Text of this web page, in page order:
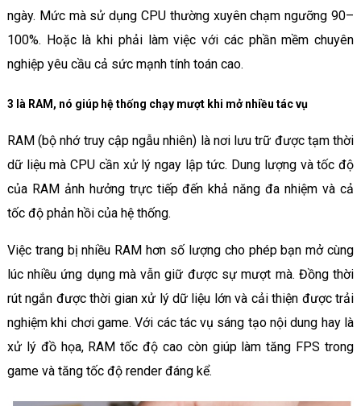
ngày. Mức mà sử dụng CPU thường xuyên chạm ngưỡng 90–
100%. Hoặc là khi phải làm việc với các phần mềm chuyên
nghiệp yêu cầu cả sức mạnh tính toán cao.
3 là RAM, nó giúp hệ thống chạy mượt khi mở nhiều tác vụ
RAM (bộ nhớ truy cập ngẫu nhiên) là nơi lưu trữ được tạm thời
dữ liệu mà CPU cần xử lý ngay lập tức. Dung lượng và tốc độ
của RAM ảnh hưởng trực tiếp đến khả năng đa nhiệm và cả
tốc độ phản hồi của hệ thống.
Việc trang bị nhiều RAM hơn số lượng cho phép bạn mở cùng
lúc nhiều ứng dụng mà vẫn giữ được sự mượt mà. Đồng thời
rút ngắn được thời gian xử lý dữ liệu lớn và cải thiện được trải
nghiệm khi chơi game. Với các tác vụ sáng tạo nội dung hay là
xử lý đồ họa, RAM tốc độ cao còn giúp làm tăng FPS trong
game và tăng tốc độ render đáng kể.